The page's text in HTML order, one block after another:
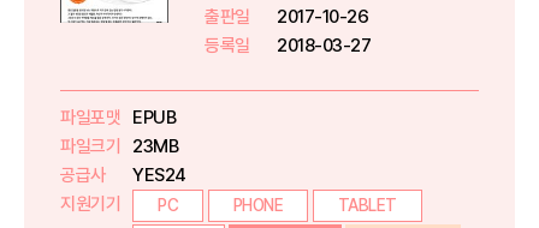
출판일
2017-10-26
등록일
2018-03-27
파일포맷
EPUB
파일크기
23MB
공급사
YES24
지원기기
PC PHONE
TABLET